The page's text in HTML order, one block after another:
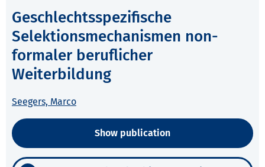
Geschlechtsspezifische
Selektionsmechanismen non-
formaler beruflicher
Weiterbildung
Seegers, Marco
Show publication